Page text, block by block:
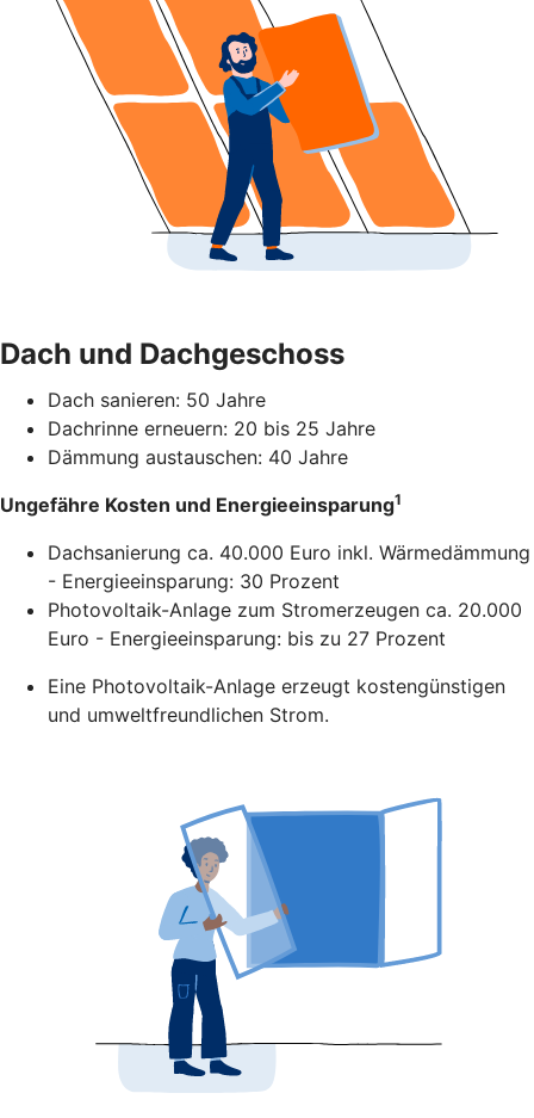
Dach und Dachgeschoss
Dach sanieren: 50 Jahre
Dachrinne erneuern: 20 bis 25 Jahre
Dämmung austauschen: 40 Jahre
Ungefähre Kosten und Energieeinsparung1
Dachsanierung ca. 40.000 Euro inkl. Wärmedämmung
- Energieeinsparung: 30 Prozent
Photovoltaik-Anlage zum Stromerzeugen ca. 20.000
Euro - Energieeinsparung: bis zu 27 Prozent
Eine Photovoltaik-Anlage erzeugt kostengünstigen
und umweltfreundlichen Strom.